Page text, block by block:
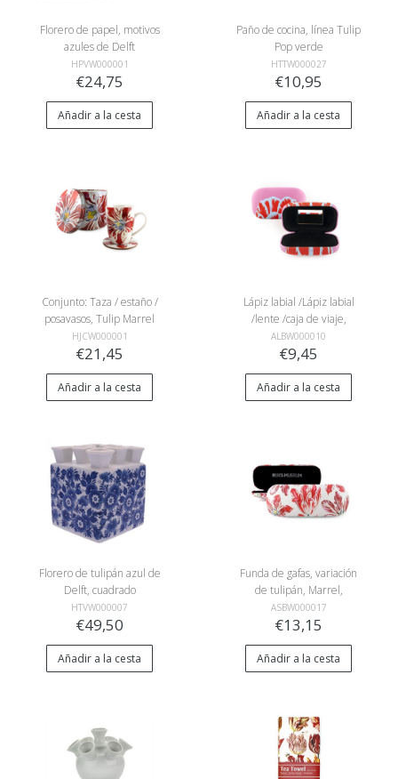
Florero de papel, motivos
azules de Delft
HPVW000001
€24,75
Añadir a la cesta
Paño de cocina, línea Tulip
Pop verde
HTTW000027
€10,95
Añadir a la cesta
Conjunto: Taza / estaño /
posavasos, Tulip Marrel
HJCW000001
€21,45
Añadir a la cesta
Lápiz labial /Lápiz labial
/lente /caja de viaje,
Tulipanes Pop line rosa
ALBW000010
€9,45
Añadir a la cesta
Florero de tulipán azul de
Delft, cuadrado
HTVW000007
€49,50
Añadir a la cesta
Funda de gafas, variación
de tulipán, Marrel,
RIJKSMUSEUM
ASBW000017
€13,15
Añadir a la cesta